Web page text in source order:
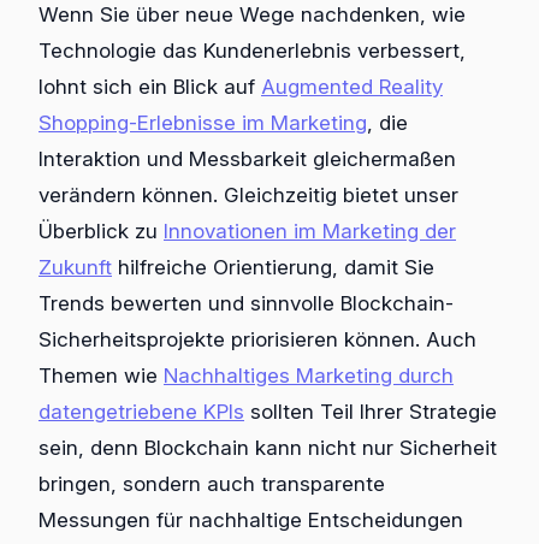
Wenn Sie über neue Wege nachdenken, wie
Technologie das Kundenerlebnis verbessert,
lohnt sich ein Blick auf Augmented Reality
Shopping-Erlebnisse im Marketing , die
Interaktion und Messbarkeit gleichermaßen
verändern können. Gleichzeitig bietet unser
Überblick zu Innovationen im Marketing der
Zukunft hilfreiche Orientierung, damit Sie
Trends bewerten und sinnvolle Blockchain-
Sicherheitsprojekte priorisieren können. Auch
Themen wie Nachhaltiges Marketing durch
datengetriebene KPIs sollten Teil Ihrer Strategie
sein, denn Blockchain kann nicht nur Sicherheit
bringen, sondern auch transparente
Messungen für nachhaltige Entscheidungen